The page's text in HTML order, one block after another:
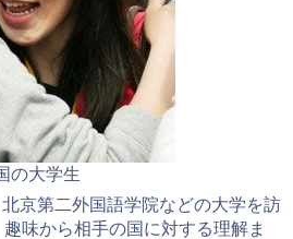
の大学生
京第二外国語学院などの大学を訪
味から相手の国に対する理解ま